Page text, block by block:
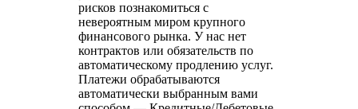
рисков познакомиться с
невероятным миром крупного
финансового рынка. У нас нет
контрактов или обязательств по
автоматическому продлению услуг.
Платежи обрабатываются
автоматически выбранным вами